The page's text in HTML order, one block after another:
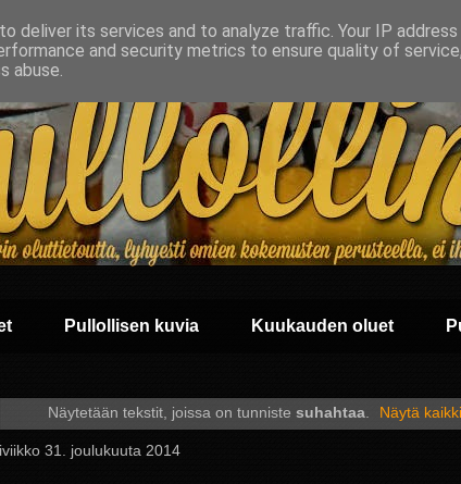
Pullollisen kuvia Kuukauden oluet
Näytetään tekstit, joissa on tunniste suhahtaa. Näytä
31. joulukuuta 2014
deliver its services and to analyze traffic. Your IP
and security metrics to ensure quality of
abuse.